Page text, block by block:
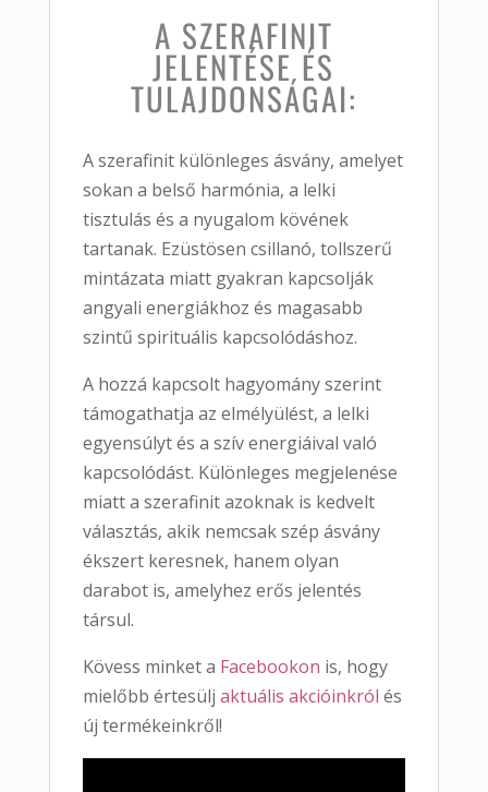
A SZERAFINIT
JELENTÉSE ÉS
TULAJDONSÁGAI:
A szerafinit különleges ásvány, amelyet
sokan a belső harmónia, a lelki
tisztulás és a nyugalom kövének
tartanak. Ezüstösen csillanó, tollszerű
mintázata miatt gyakran kapcsolják
angyali energiákhoz és magasabb
szintű spirituális kapcsolódáshoz.
A hozzá kapcsolt hagyomány szerint
támogathatja az elmélyülést, a lelki
egyensúlyt és a szív energiáival való
kapcsolódást. Különleges megjelenése
miatt a szerafinit azoknak is kedvelt
választás, akik nemcsak szép ásvány
ékszert keresnek, hanem olyan
darabot is, amelyhez erős jelentés
társul.
Kövess minket a Facebookon is, hogy
mielőbb értesülj aktuális akcióinkról és
új termékeinkről!